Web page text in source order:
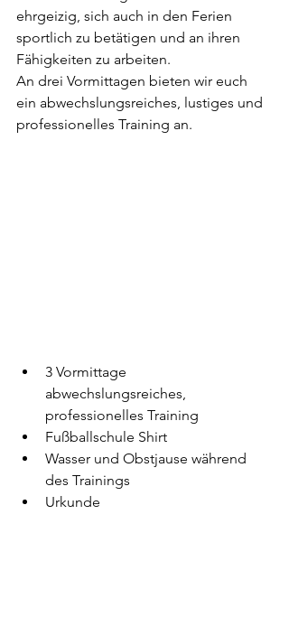
ehrgeizig, sich auch in den Ferien
sportlich zu betätigen und an ihren
Fähigkeiten zu arbeiten.
An drei Vormittagen bieten wir euch
ein abwechslungsreiches, lustiges und
professionelles Training an.
3 Vormittage
abwechslungsreiches,
professionelles Training
Fußballschule Shirt
Wasser und Obstjause während
des Trainings
Urkunde